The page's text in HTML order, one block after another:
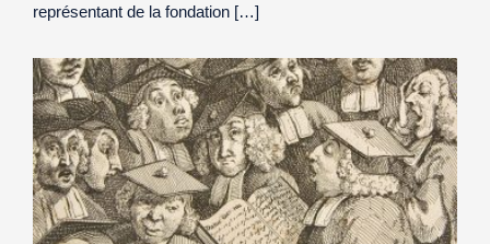
représentant de la fondation […]